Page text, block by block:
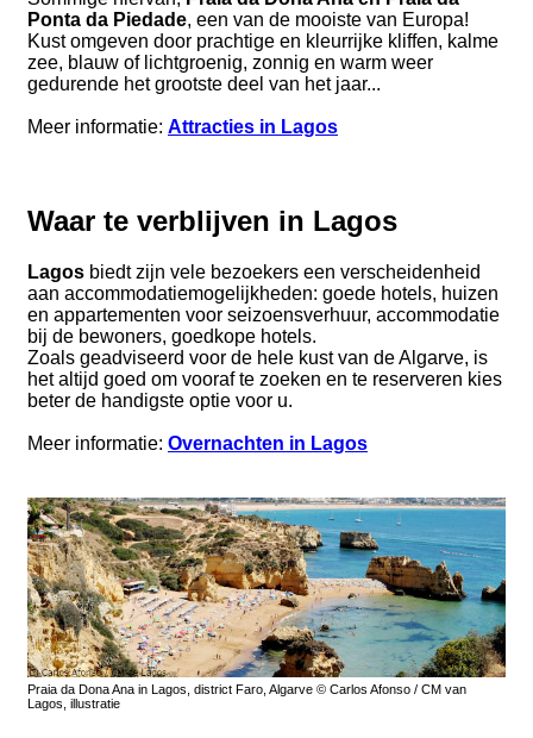
Ponta da Piedade, een van de mooiste van Europa!
Kust omgeven door prachtige en kleurrijke kliffen, kalme
zee, blauw of lichtgroenig, zonnig en warm weer
gedurende het grootste deel van het jaar...
Meer informatie: Attracties in Lagos
Waar te verblijven in Lagos
Lagos biedt zijn vele bezoekers een verscheidenheid
aan accommodatiemogelijkheden: goede hotels, huizen
en appartementen voor seizoensverhuur, accommodatie
bij de bewoners, goedkope hotels.
Zoals geadviseerd voor de hele kust van de Algarve, is
het altijd goed om vooraf te zoeken en te reserveren kies
beter de handigste optie voor u.
Meer informatie: Overnachten in Lagos
Praia da Dona Ana in Lagos, district Faro, Algarve © Carlos Afonso / CM van
Lagos, illustratie